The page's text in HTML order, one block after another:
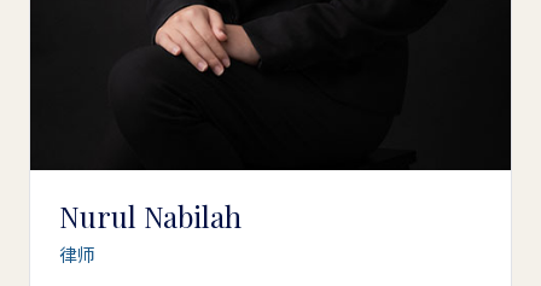
Nurul Nabilah
律师